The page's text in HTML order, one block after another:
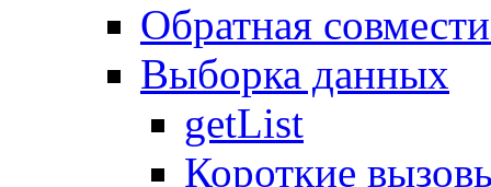
Обратная
Выборка данных
getList
Короткие